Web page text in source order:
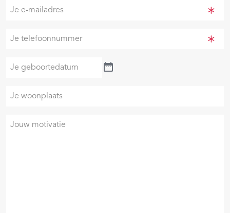
Je
(Vereist)
Je
Je
geboortedatum
Je
woonplaats
Je